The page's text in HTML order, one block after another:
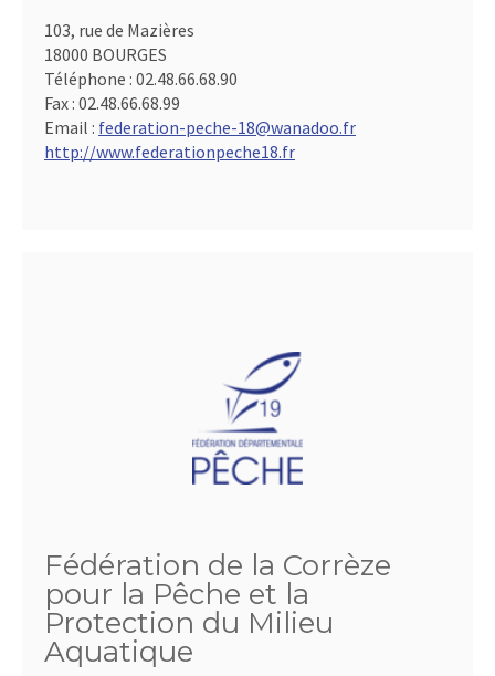
103, rue de Mazières
18000 BOURGES
Téléphone : 02.48.66.68.90
Fax : 02.48.66.68.99
Email : federation-peche-18@wanadoo.fr
http://www.federationpeche18.fr
Fédération de la Corrèze
pour la Pêche et la
Protection du Milieu
Aquatique